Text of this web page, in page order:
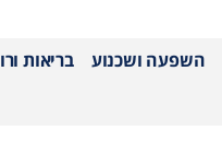
השפעה ושכנוע בריאות